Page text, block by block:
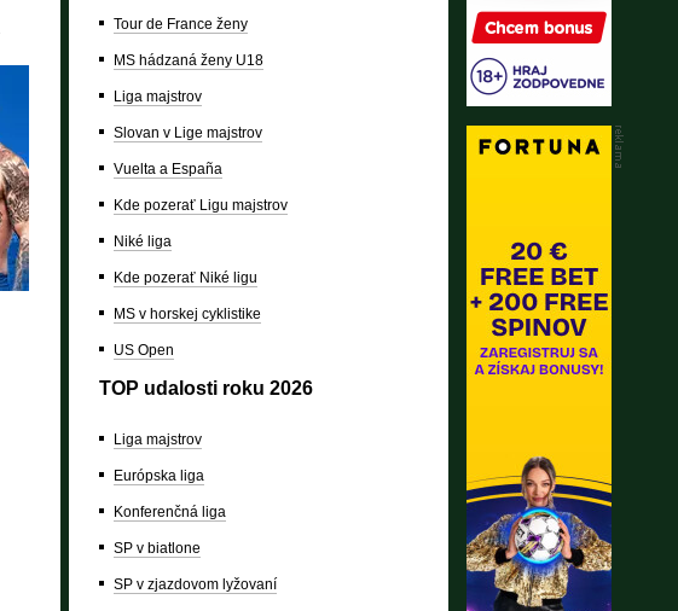
Tour de France ženy
MS hádzaná ženy U18
Liga majstrov
Slovan v Lige majstrov
Vuelta a España
Kde pozerať Ligu majstrov
Niké liga
Kde pozerať Niké ligu
MS v horskej cyklistike
US Open
TOP udalosti roku 2026
Liga majstrov
Európska liga
Konferenčná liga
SP v biatlone
SP v zjazdovom lyžovaní